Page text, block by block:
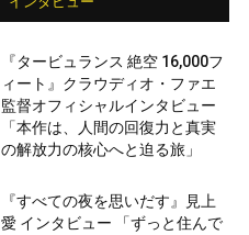
『タービュランス 絶空 16,000フ
ィート』クラウディオ・ファエ
監督オフィシャルインタビュー
「本作は、人間の回復力と真実
の解放力の核心へと迫る旅」
『すべての夜を思いだす』見上
愛 インタビュー 「ずっと住んで